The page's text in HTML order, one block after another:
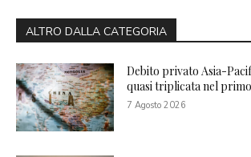
ALTRO DALLA CATEGORIA
Debito privato Asia-
quasi triplicata nel
7 Agosto 2026